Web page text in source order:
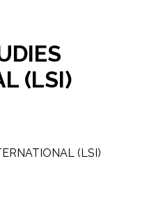
(LSI)
(LSI)